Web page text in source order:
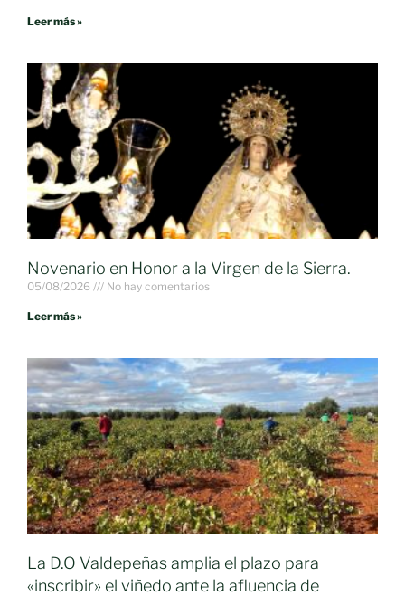
Leer más »
Novenario en Honor a la Virgen de la Sierra.
05/08/2026 No hay comentarios
Leer más »
La D.O Valdepeñas amplia el plazo para
«inscribir» el viñedo ante la afluencia de